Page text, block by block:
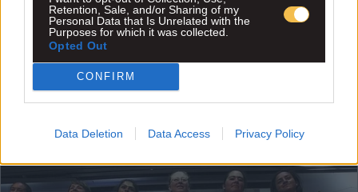
Retention, Sale, and/or Sharing of my
Personal Data that Is Unrelated with the
Purposes for which it was collected.
Opted Out
CONFIRM
Data Deletion Data Access Privacy Policy